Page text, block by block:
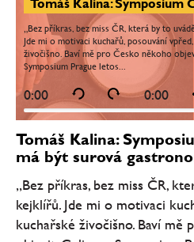
„Bez příkras, bez miss ČR, která by to
Jde mi o motivaci kuchařů, posouvání
živočišno. Baví mě pro Česko někoho
Symposium Prague letos...
0:00 0:00
Tomáš Kalina:
má být surová
„Bez příkras, bez miss ČR,
kejklířů. Jde mi o motivaci
kuchařské živočišno. Baví mě